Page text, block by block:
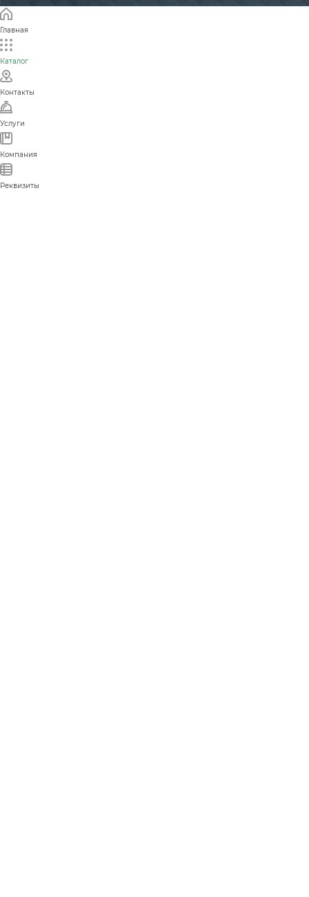
Главная
Каталог
Контакты
Услуги
Компания
Реквизиты